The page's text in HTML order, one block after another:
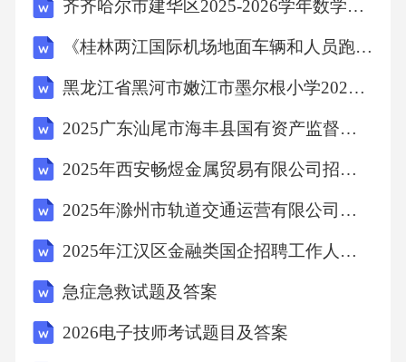
十六、知识产权1.乙方承诺所提供的软件和服务
不侵犯任何第三方的知识产权。2.甲方对所提供
的软件和服务拥有知识产权，乙方在合同有效
期内不得侵犯甲方知识产权。3.乙方在合同有效
甲方知识产权。十七、违约责任1.任何一方违反
本合同约定，应承担相应的违约责任，包括但
不限于支付违约金、赔偿损失等。2.甲方未按时
支付款项，应向乙方支付逾期付款违约金，违
约金按逾期付款金额的千分之五每日计算。3.乙
齐齐哈尔市建华区2025-2026学年数学三年级第二学期期中复习检测试题（含解析）
《桂林两江国际机场地面车辆和人员跑道侵入防范方案》修订内容考试测试卷及答案
黑龙江省黑河市嫩江市墨尔根小学2025届数学三年级下学期期末预测试题（含答案解析）
2025广东汕尾市海丰县国有资产监督管理局招聘12名县属国有企业工作人员拟聘用人员（第一批）笔试历年典型考点题库附带答案详解
2025年西安畅煜金属贸易有限公司招聘笔试历年常考点试题专练附带答案详解
2025年滁州市轨道交通运营有限公司公开招募青年就业见习人员16名笔试历年备考题库附带答案详解
2025年江汉区金融类国企招聘工作人员1人笔试历年难易错考点试卷带答案解析
急症急救试题及答案
2026电子技师考试题目及答案